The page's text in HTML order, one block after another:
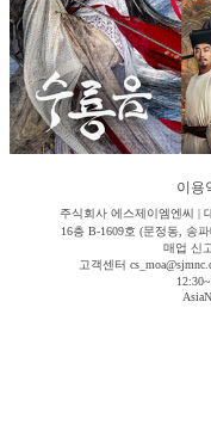
이용
주식회사 에스제이엠엔씨 |
16층 B-1609호 (문정동, 송
매업 신
고객센터